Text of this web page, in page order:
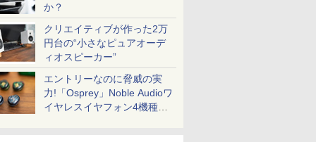
か？
クリエイティブが作った2万
円台の“小さなピュアオーデ
ィオスピーカー”
エントリーなのに脅威の実
力!「Osprey」Noble Audioワ
イヤレスイヤフォン4機種を